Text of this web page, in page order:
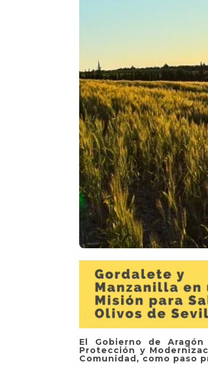
El Gobierno de
Protección y
Comunidad, como paso